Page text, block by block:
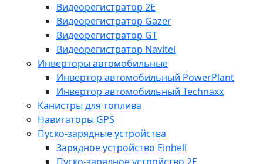
Видеорегистратор 2E
Видеорегистратор Gazer
Видеорегистратор GT
Видеорегистратор Navitel
Инверторы автомобильные
Инвертор автомобильный PowerPlant
Инвертор автомобильный Technaxx
Канистры для топлива
Навигаторы GPS
Пуско-зарядные устройства
Зарядное устройство Einhell